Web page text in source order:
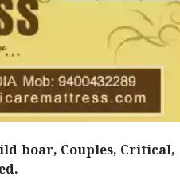
boar, Couples, Critical,